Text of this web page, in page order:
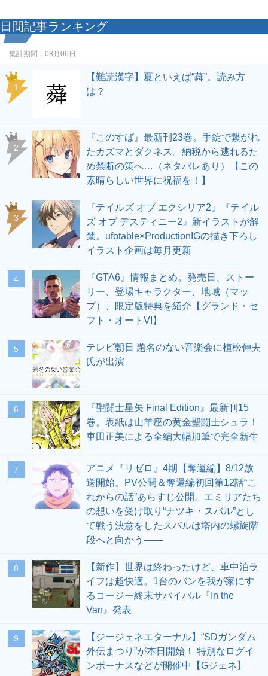
日間記事ランキング
集計期間： 08月06日
1
【難読漢字】夏といえば“蕣”。読み方
は？
2
『このすば』最新刊23巻。手錠で繋がれ
たカズマとダクネス。納税から逃れるた
め禁断の策へ…（ネタバレあり）【この
素晴らしい世界に祝福を！】
3
『テイルズ オブ エクシリア2』『テイル
ズ オブ デスティニー2』新イラストが解
禁。ufotable×ProductionIGの描き下ろし
イラスト企画は毎月更新
4
『GTA6』情報まとめ。発売日、ストー
リー、登場キャラクター、地域（マッ
プ）、限定版特典を紹介【グランド・セ
フト・オートVI】
5
テレビ朝日 題名のない音楽会に植松伸夫
氏が出演
6
『聖闘士星矢 Final Edition』最新刊15
巻。表紙は山羊座の黄金聖闘士シュラ！
車田正美による全編大幅加筆で完全新生
7
アニメ『リゼロ』4期【奪還編】8/12放
送開始。PV公開＆奪還編初回第12話“こ
れからの話”あらすじ公開。エミリアたち
の想いを受け取り“ナツキ・スバル”とし
て戦う決意をしたスバルは塔内の螺旋階
段へと向かう――
8
【新作】世界は終わったけど、車中泊ラ
イフは超快適。1台のバンを我が家にす
るコージー終末サバイバル『In the
Van』発表
9
【ジージェネエターナル】“SDガンダム
外伝まつり”が本日開始！ 特別なログイ
ンボーナスなどが開催中【Gジェネ】